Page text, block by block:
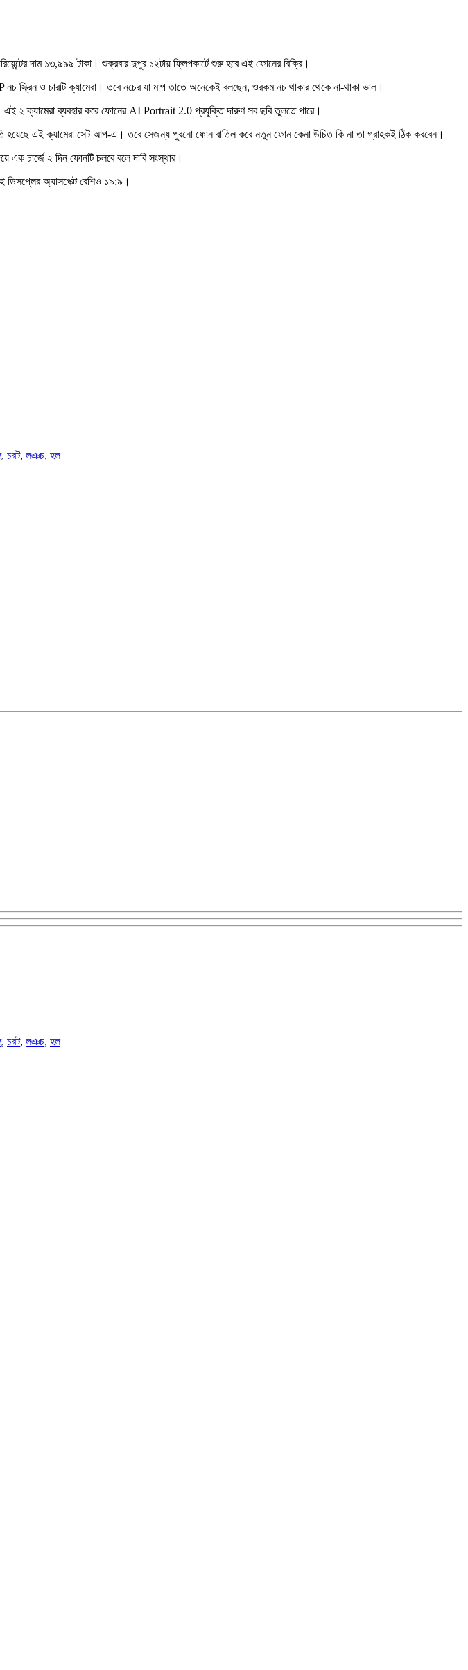
দাম ১৩,৯৯৯ টাকা। শুক্রবার দুপুর ১২টায় ফ্লিপকার্টে শুরু হবে এই ফোনের বিক্রি।
ও চারটি ক্যামেরা। তবে নচের যা মাপ তাতে অনেকেই বলছেন, ওরকম নচ থাকার থেকে না-থাকা ভাল।
এই ২ ক্যামেরা ব্যবহার করে ফোনের AI Portrait 2.0 প্রযুক্তি দারুণ সব ছবি তুলতে পারে।
হয়েছে এই ক্যামেরা সেট আপ-এ। তবে সেজন্য পুরনো ফোন বাতিল করে নতুন ফোন কেনা উচিত কি না তা গ্রাহকই ঠিক করবেন।
চার্জে ২ দিন ফোনটি চলবে বলে দাবি সংস্থার।
অ্যাসপেক্ট রেশিও ১৯:৯।
, চরট, লঞচ, হল
, চরট, লঞচ, হল